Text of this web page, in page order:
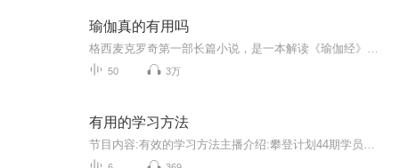
瑜伽真的有用吗
50 3万
有用的学习方法